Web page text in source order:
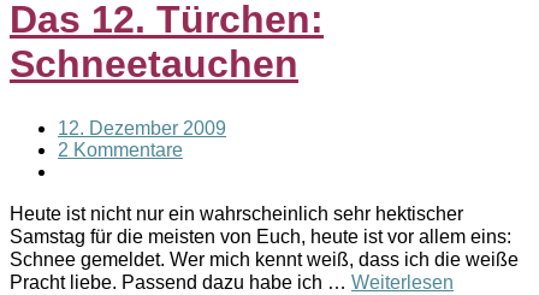
Das 12. Türchen:
Schneetauchen
12. Dezember 2009
2 Kommentare
Heute ist nicht nur ein wahrscheinlich sehr hektischer
Samstag für die meisten von Euch, heute ist vor allem eins:
Schnee gemeldet. Wer mich kennt weiß, dass ich die weiße
Pracht liebe. Passend dazu habe ich … Weiterlesen